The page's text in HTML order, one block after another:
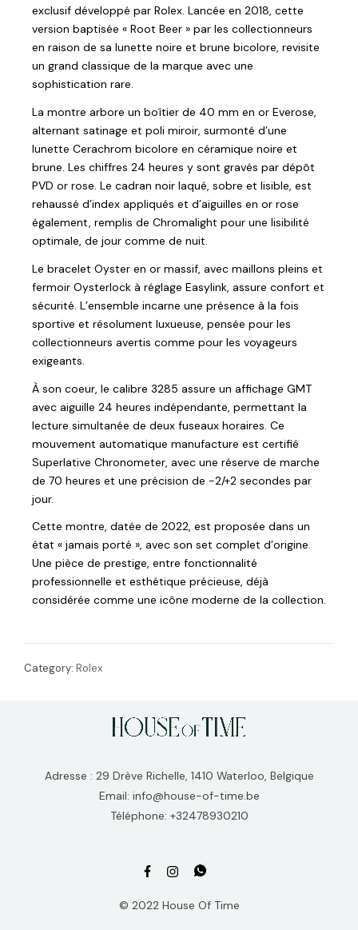
exclusif développé par Rolex. Lancée en 2018, cette
version baptisée « Root Beer » par les collectionneurs
en raison de sa lunette noire et brune bicolore, revisite
un grand classique de la marque avec une
sophistication rare.
La montre arbore un boîtier de 40 mm en or Everose,
alternant satinage et poli miroir, surmonté d’une
lunette Cerachrom bicolore en céramique noire et
brune. Les chiffres 24 heures y sont gravés par dépôt
PVD or rose. Le cadran noir laqué, sobre et lisible, est
rehaussé d’index appliqués et d’aiguilles en or rose
également, remplis de Chromalight pour une lisibilité
optimale, de jour comme de nuit.
Le bracelet Oyster en or massif, avec maillons pleins et
fermoir Oysterlock à réglage Easylink, assure confort et
sécurité. L’ensemble incarne une présence à la fois
sportive et résolument luxueuse, pensée pour les
collectionneurs avertis comme pour les voyageurs
exigeants.
À son coeur, le calibre 3285 assure un affichage GMT
avec aiguille 24 heures indépendante, permettant la
lecture simultanée de deux fuseaux horaires. Ce
mouvement automatique manufacture est certifié
Superlative Chronometer, avec une réserve de marche
de 70 heures et une précision de -2/+2 secondes par
jour.
Cette montre, datée de 2022, est proposée dans un
état « jamais porté », avec son set complet d’origine.
Une pièce de prestige, entre fonctionnalité
professionnelle et esthétique précieuse, déjà
considérée comme une icône moderne de la collection.
Category: Rolex
Adresse : 29 Drève Richelle, 1410 Waterloo, Belgique
Email: info@house-of-time.be
Téléphone: +32478930210
© 2022 House Of Time